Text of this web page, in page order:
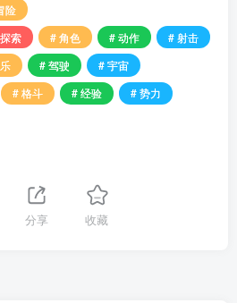
险
索 # 角色 # 动作
# 射击
# 驾驶
# 宇宙
# 格斗 # 经验
# 势力
分享 收藏